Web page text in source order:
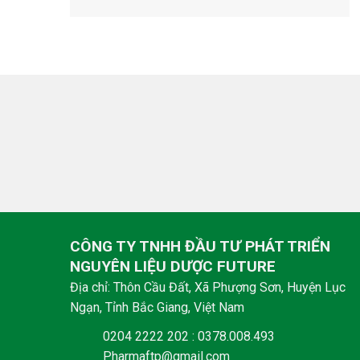
CÔNG TY TNHH ĐẦU TƯ PHÁT TRIỂN
NGUYÊN LIỆU DƯỢC FUTURE
Địa chỉ: Thôn Cầu Đất, Xã Phượng Sơn, Huyện Lục
Ngạn, Tỉnh Bắc Giang, Việt Nam
0204 2222 202 : 0378.008.493
Pharmaftp@gmail.com